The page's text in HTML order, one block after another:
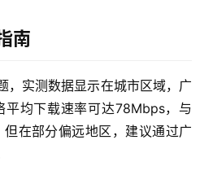
南
，实测数据显示在城市区域，广
平均下载速率可达78Mbps，与
在部分偏远地区，建议通过广